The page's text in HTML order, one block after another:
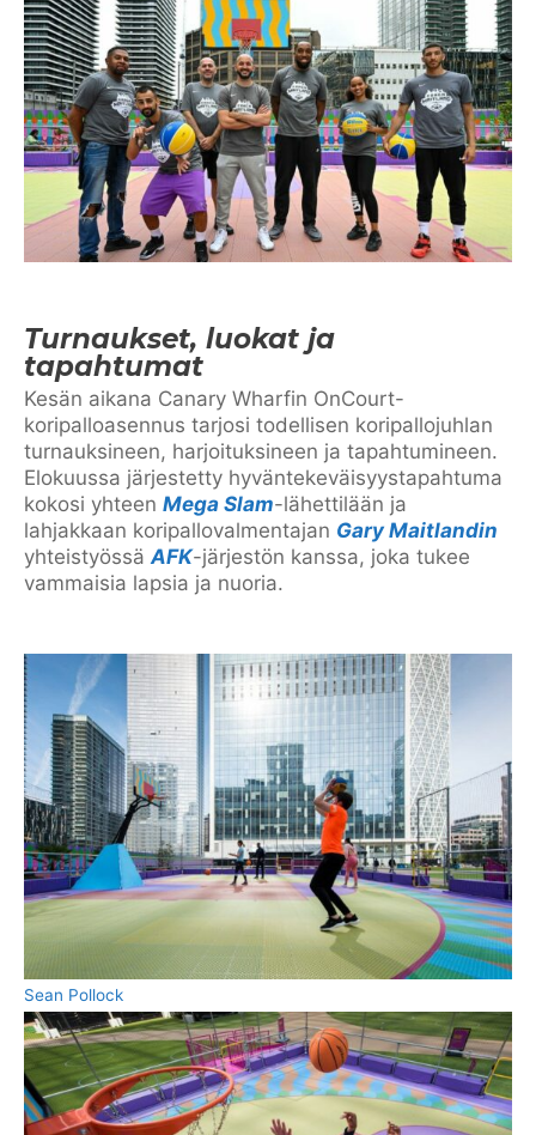
Turnaukset, luokat ja
tapahtumat
Kesän aikana Canary Wharfin OnCourt-
koripalloasennus tarjosi todellisen koripallojuhlan
turnauksineen, harjoituksineen ja tapahtumineen.
Elokuussa järjestetty hyväntekeväisyystapahtuma
kokosi yhteen Mega Slam-lähettilään ja
lahjakkaan koripallovalmentajan Gary Maitlandin
yhteistyössä AFK-järjestön kanssa, joka tukee
vammaisia lapsia ja nuoria.
Sean Pollock